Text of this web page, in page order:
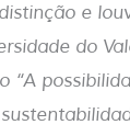
e
do
“A